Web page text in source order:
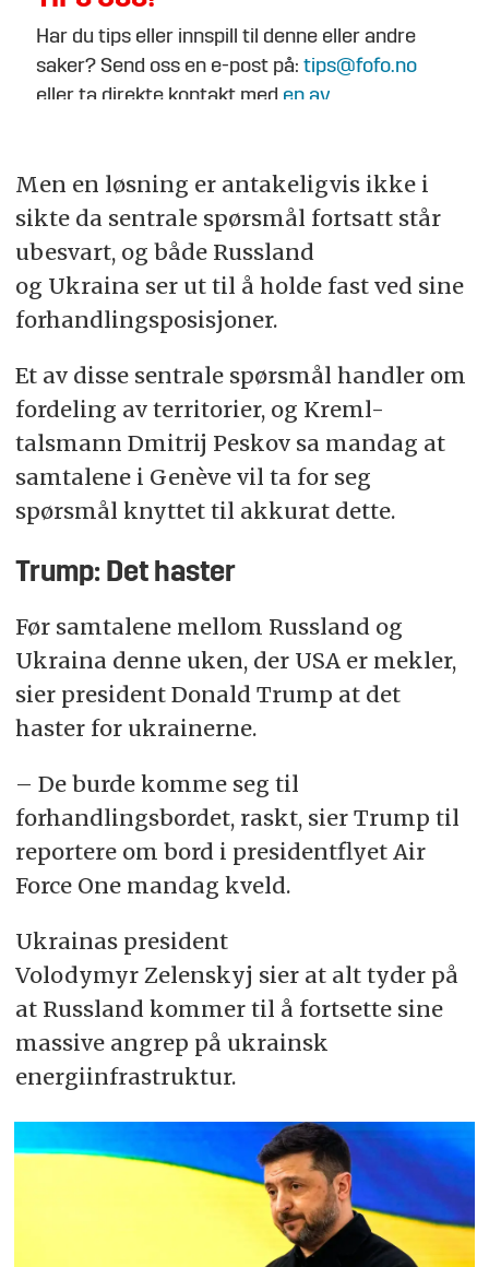
Har du tips eller innspill til denne eller andre
saker? Send oss en e-post på:tips@fofo.no
eller ta direkte kontakt med en av
Men en løsning er antakeligvis ikke i
sikte da sentrale spørsmål fortsatt står
ubesvart, og både Russland
og Ukraina ser ut til å holde fast ved sine
forhandlingsposisjoner.
Et av disse sentrale spørsmål handler om
fordeling av territorier, og Kreml-
talsmann Dmitrij Peskov sa mandag at
samtalene i Genève vil ta for seg
spørsmål knyttet til akkurat dette.
Trump: Det haster
Før samtalene mellom Russland og
Ukraina denne uken, der USA er mekler,
sier president Donald Trump at det
haster for ukrainerne.
– De burde komme seg til
forhandlingsbordet, raskt, sier Trump til
reportere om bord i presidentflyet Air
Force One mandag kveld.
Ukrainas president
Volodymyr Zelenskyj sier at alt tyder på
at Russland kommer til å fortsette sine
massive angrep på ukrainsk
energiinfrastruktur.